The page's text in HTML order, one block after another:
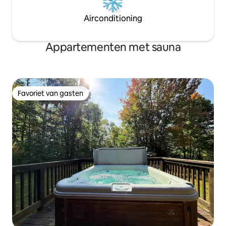
Airconditioning
Appartementen met sauna
Favoriet van gasten
Favoriet van gasten